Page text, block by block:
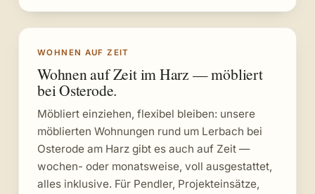
WOHNEN AUF ZEIT
Wohnen auf Zeit im Harz — möbliert
bei Osterode.
Möbliert einziehen, flexibel bleiben: unsere
möblierten Wohnungen rund um Lerbach bei
Osterode am Harz gibt es auch auf Zeit —
wochen- oder monatsweise, voll ausgestattet,
alles inklusive. Für Pendler, Projekteinsätze,